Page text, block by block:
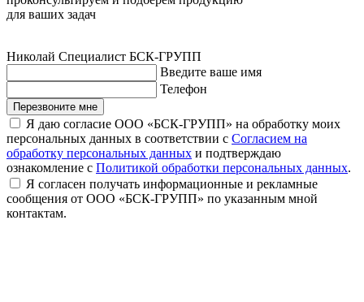
для ваших задач
Николай Специалист БСК-ГРУПП
Введите ваше имя
Телефон
Перезвоните мне
Я даю согласие ООО «БСК-ГРУПП» на обработку моих
персональных данных в соответствии с Согласием на
обработку персональных данных и подтверждаю
ознакомление с Политикой обработки персональных данных.
Я согласен получать информационные и рекламные
сообщения от ООО «БСК-ГРУПП» по указанным мной
контактам.